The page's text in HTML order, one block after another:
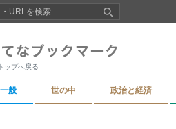
トップへ戻る
一般 世の中 政治と経済